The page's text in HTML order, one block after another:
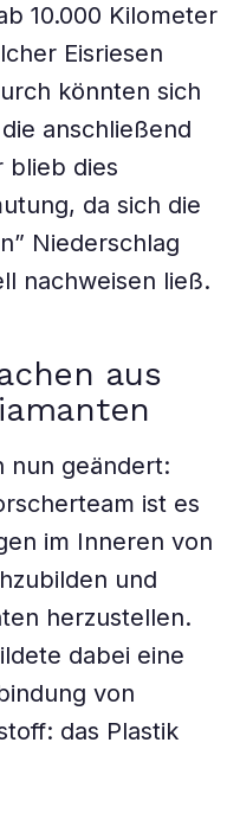
10.000 Kilometer
Eisriesen
könnten sich
anschließend
blieb dies
da sich die
Niederschlag
nachweisen ließ.
aus
nun geändert:
ist es
im Inneren von
und
herzustellen.
dabei eine
von
das Plastik